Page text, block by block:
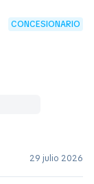
CONCESIONARIO
29 julio 2026